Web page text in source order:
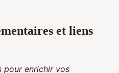
et liens
pour enrichir vos